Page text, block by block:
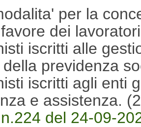
per la
dei
iscritti alle
previdenza
iscritti agli enti
e assistenza.
del 24-09-